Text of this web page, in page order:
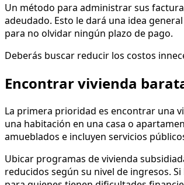
Un método para administrar sus
adeudado. Esto le dará una idea
para no olvidar ningún plazo de pago.
Deberás buscar reducir los costos
Encontrar vivienda
La primera prioridad es encontrar una
una habitación en una casa o
amueblados e incluyen servicios
Ubicar programas de vivienda
reducidos según su nivel de ingresos.